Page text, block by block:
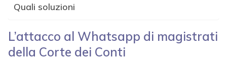
Quali soluzioni
L’attacco al Whatsapp di magistrati
della Corte dei Conti